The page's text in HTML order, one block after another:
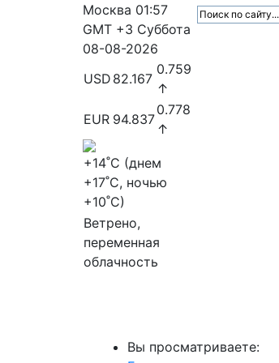
Москва 01:57
GMT +3 Суббота
08-08-2026
USD 82.167
0.759
↑
EUR 94.837
0.778
↑
+14˚C (днем
+17˚C, ночью
+10˚C)
Ветрено,
переменная
облачность
Вы просматриваете: